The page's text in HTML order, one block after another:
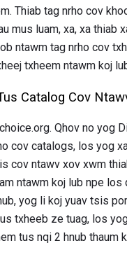
Thiab tag nrho cov
mus luam, xa, xa thiab
ntawm tag nrho cov
txheem ntawm koj
Catalog Cov
Qhov no
cov catalogs, los yog
cov ntawv xov xwm
ntawm koj lub npe
yog li koj yuav tsis
txheeb ze tuag, los
tus nqi 2 hnub thaum